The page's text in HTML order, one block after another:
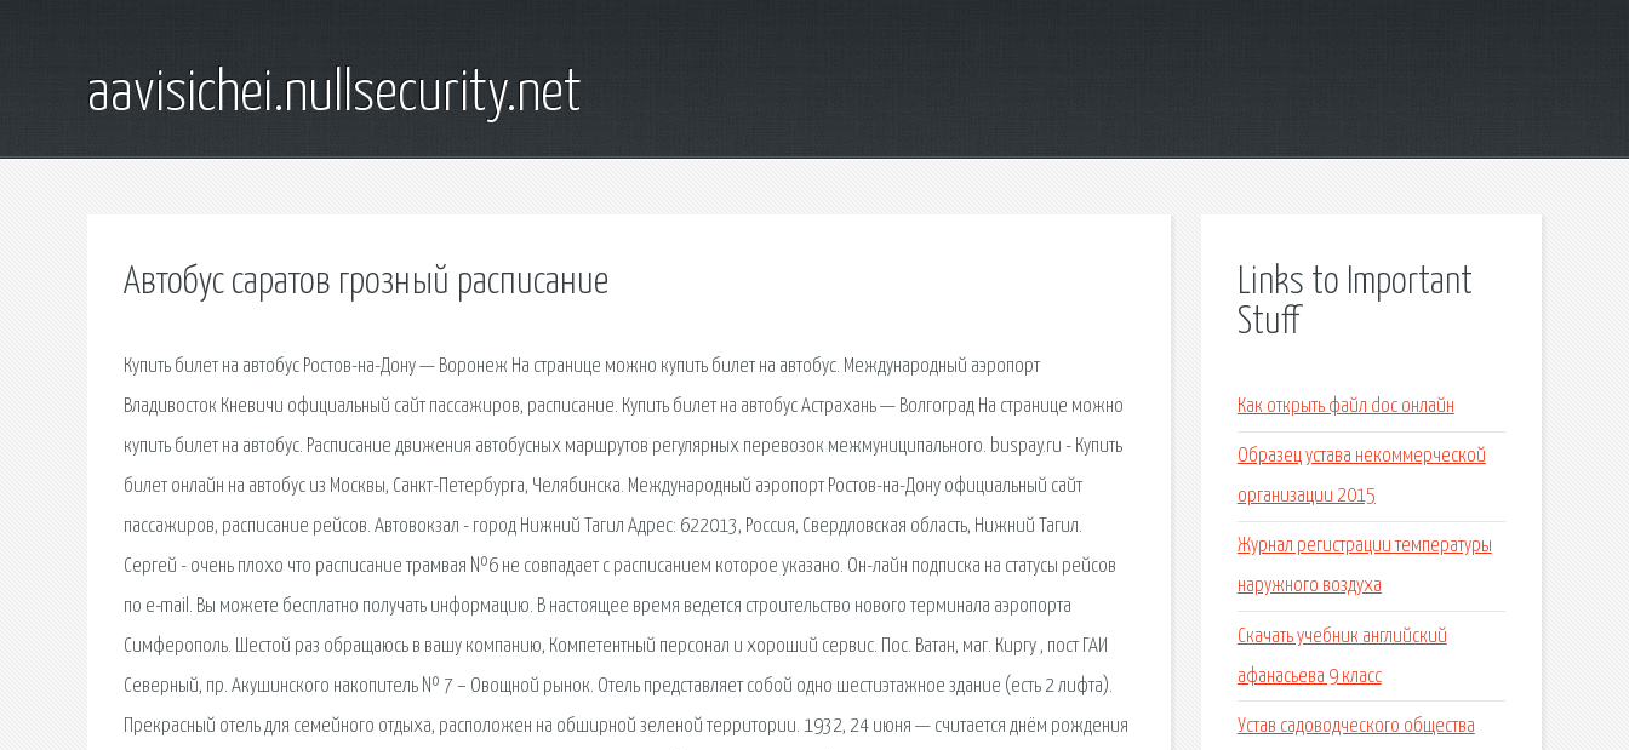
aavisichei.nullsecurity.net
Автобус саратов грозный расписание
Купить билет на автобус Ростов-на-Дону — Воронеж На странице можно купить билет на автобус. Международный аэропорт
Владивосток Кневичи официальный сайт пассажиров, расписание. Купить билет на автобус Астрахань — Волгоград На странице можно
купить билет на автобус. Расписание движения автобусных маршрутов регулярных перевозок межмуниципального. buspay.ru - Купить
билет онлайн на автобус из Москвы, Санкт-Петербурга, Челябинска. Международный аэропорт Ростов-на-Дону официальный сайт
пассажиров, расписание рейсов. Автовокзал - город Нижний Тагил Адрес: 622013, Россия, Свердловская область, Нижний Тагил.
Сергей - очень плохо что расписание трамвая №6 не совпадает с расписанием которое указано. Он-лайн подписка на статусы рейсов
по e-mail. Вы можете бесплатно получать информацию. В настоящее время ведется строительство нового терминала аэропорта
Симферополь. Шестой раз обращаюсь в вашу компанию, Компетентный персонал и хороший сервис. Пос. Ватан, маг. Киргу , пост ГАИ
Северный, пр. Акушинского накопитель № 7 – Овощной рынок. Отель представляет собой одно шестиэтажное здание (есть 2 лифта).
Прекрасный отель для семейного отдыха, расположен на обширной зеленой территории. 1932, 24 июня — считается днём рождения
Links to Important
Stuff
Как открыть файл doc онлайн
Образец устава некоммерческой
организации 2015
Журнал регистрации температуры
наружного воздуха
Скачать учебник английский
афанасьева 9 класс
Устав садоводческого общества